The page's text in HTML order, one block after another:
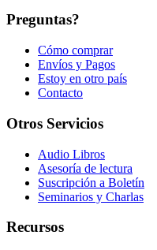
Preguntas?
Cómo comprar
Envíos y Pagos
Estoy en otro país
Contacto
Otros Servicios
Audio Libros
Asesoría de lectura
Suscripción a Boletín
Seminarios y Charlas
Recursos